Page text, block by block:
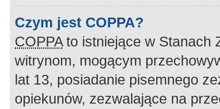
Czym jest COPPA?
COPPAto istniejące w Stanach
witrynom, mogącym
lat 13, posiadanie pisemnego
opiekunów, zezwalające na